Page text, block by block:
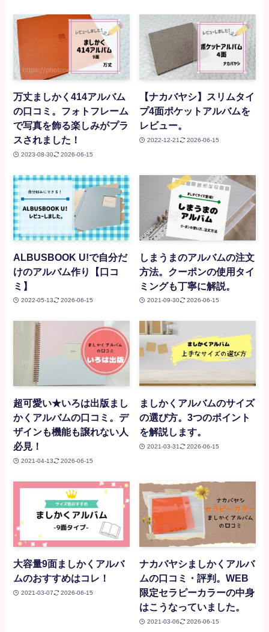
万丈ましかく414アルバム
の口コミ。フォトフレーム
で写真を飾る楽しみがプラ
スされました！
2023-08-30 2026-06-15
【ナカバヤシ】スリムタイ
プ4面ポケットアルバムを
レビュー。
2022-12-21 2026-06-15
ALBUSBOOK U!で自分だ
けのアルバム作り【口コ
ミ】
2022-05-13 2026-06-15
しまうまのアルバムの注文
方法。クーポンの使用タイ
ミングも丁寧に解説。
2021-09-30 2026-06-15
超可愛い★いろは出版まし
かくアルバムの口コミ。デ
ザインも機能も譲れない人
必見！
2021-04-13 2026-06-15
ましかくアルバムのサイズ
の選び方。3つのポイント
を解説します。
2021-03-31 2026-06-15
大容量9面ましかくアルバ
ムのおすすめはコレ！
2021-03-07 2026-06-15
ナカバヤシましかくアルバ
ムの口コミ・評判。WEB
限定セラピーカラーの中身
はこうなっていました。
2021-03-06 2026-06-15